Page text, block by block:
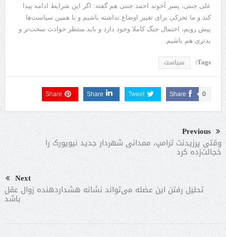
علی جنتی، پسر آخوند احمد جنتی هم گفته: اگر این شرایط ادامه پیدا
کند و ما تحرکی برای تغییر اوضاع نداشته باشیم و با همین سیاست‌ها
پیش رویم، احتمال جنگ کاملا وجود دارد و باید منتظر حوادث سخت‌تر و
بدتری هم باشیم.
Tags: سیاست
Share 0
Tweet
Share
Share
Previous
وقتی پرزیدنت ترامپ، ممدانی شهردار جدید نیویورک را
خجالت‌زده کرد
Next
تحلیل رفتن این عضله می‌تواند نشانه هشداردهنده زوال عقل
باشد